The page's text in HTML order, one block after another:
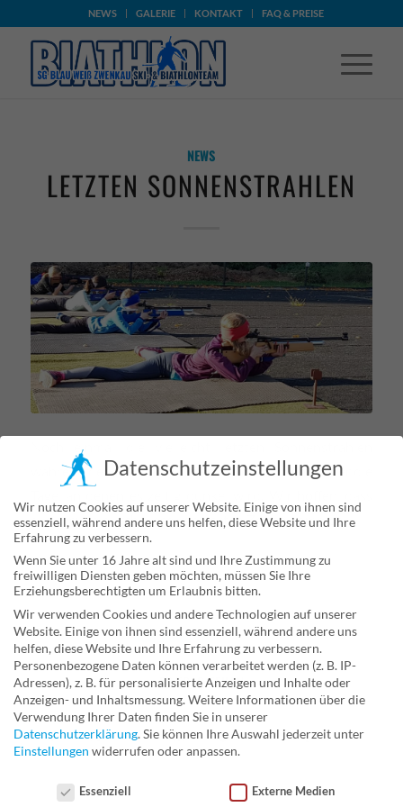
NEWS GALERIE KONTAKT FAQ & PREISE
NEWS
LETZTEN SONNENSTRAHLEN
Noch einmal die vielleicht letzten Sonnenstrahlen
während des Trainings nutzen. Bald kommen wieder die
alle gesund durch diese verrückten Zeiten kommen.
12. OKTOBER 2020
/ 0 KOMMENTARE
/
SCHLAGWORTE:FOOD,FUN
EINTRAG TEILEN
Datenschutzeinstellungen
Wir nutzen Cookies auf unserer Website. Einige von ihnen sind
essenziell, während andere uns helfen, diese Website und Ihre
Erfahrung zu verbessern.
Wenn Sie unter 16 Jahre alt sind und Ihre Zustimmung zu
freiwilligen Diensten geben möchten, müssen Sie Ihre
Erziehungsberechtigten um Erlaubnis bitten.
Wir verwenden Cookies und andere Technologien auf unserer
Website. Einige von ihnen sind essenziell, während andere uns
helfen, diese Website und Ihre Erfahrung zu verbessern.
Personenbezogene Daten können verarbeitet werden (z. B. IP-
Adressen), z. B. für personalisierte Anzeigen und Inhalte oder
Anzeigen- und Inhaltsmessung.Weitere Informationen über die
Verwendung Ihrer Daten finden Sie in unserer
Datenschutzerklärung.Sie können Ihre Auswahl jederzeit unter
Einstellungen widerrufen oder anpassen.
Datenschutzeinstellungen
Essenziell Externe Medien